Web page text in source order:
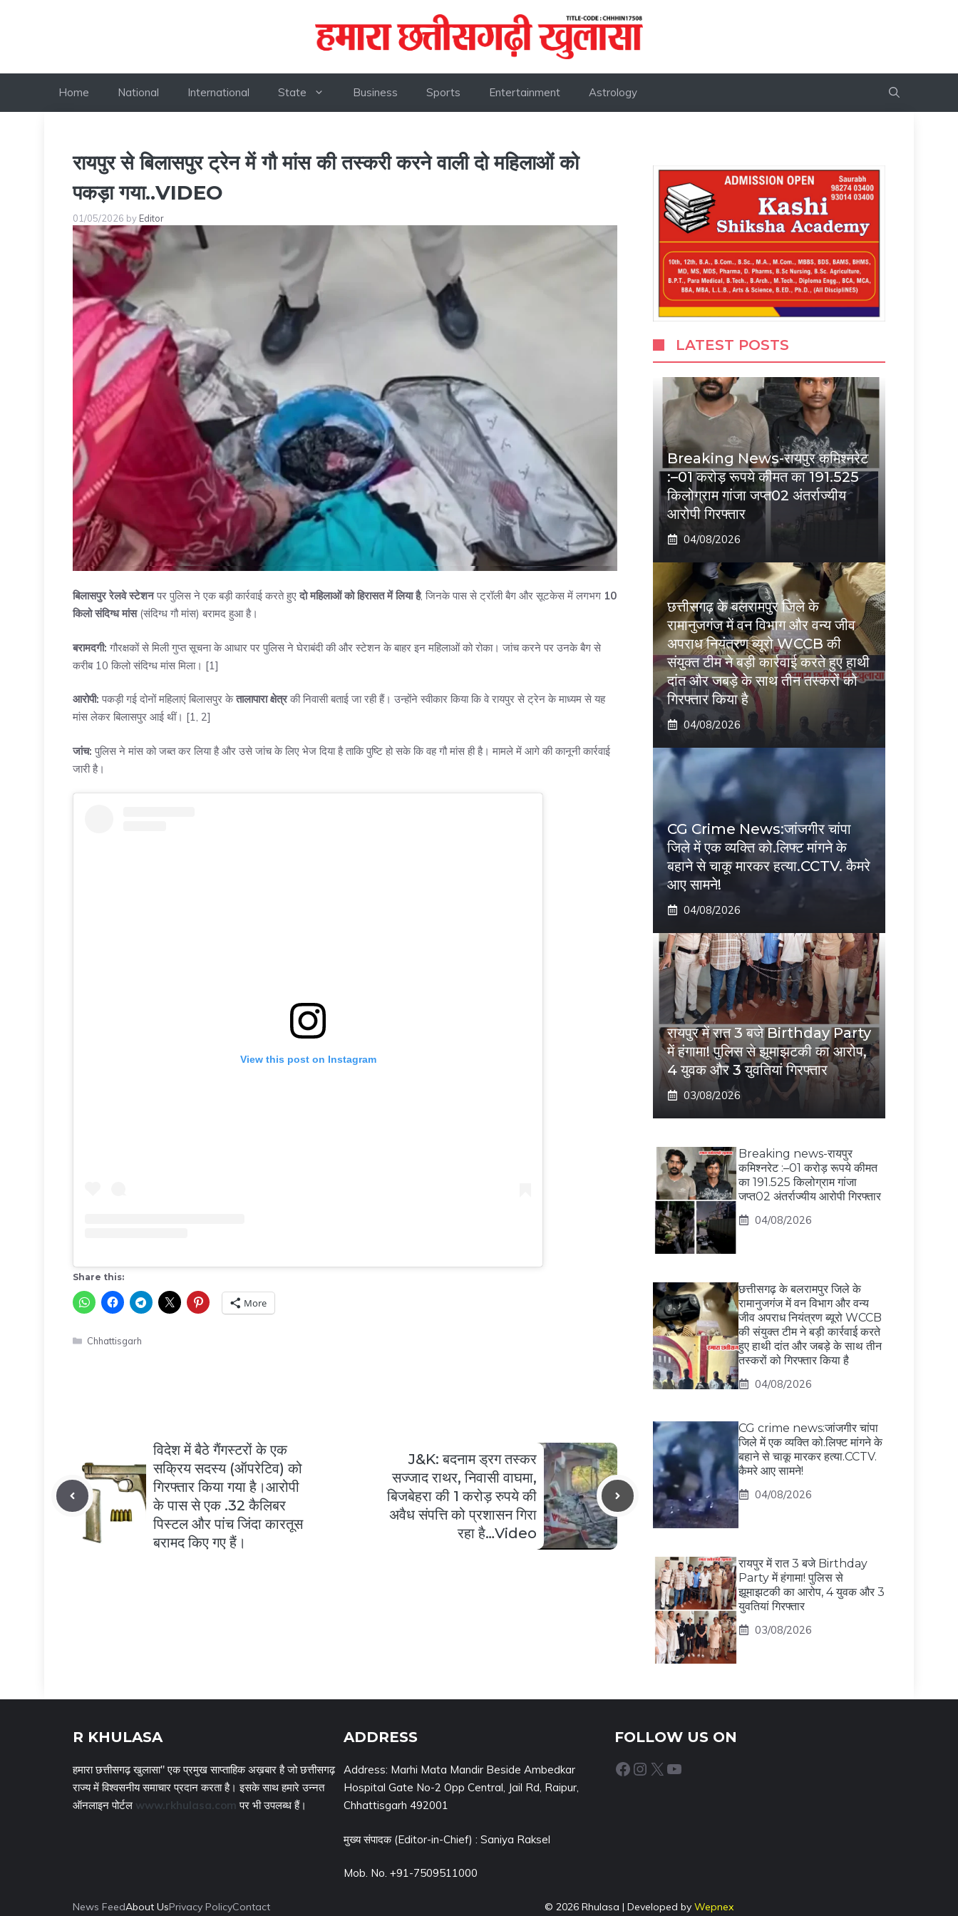
Home National International State Business Sports Entertainment Astrology
रायपुर से बिलासपुर ट्रेन में गौ मांस की तस्करी करने वाली दो महिलाओं को
पकड़ा गया..VIDEO
01/05/2026 by Editor
बिलासपुर रेलवे स्टेशनपर पुलिस ने एक बड़ी कार्रवाई करते हुए दो महिलाओं को हिरासत में लिया है, जिनके पास से ट्रॉली बैग और सूटकेस में लगभग 10
किलो संदिग्ध मांस(संदिग्ध गौ मांस) बरामद हुआ है।
बरामदगी: गौरक्षकों से मिली गुप्त सूचना के आधार पर पुलिस ने घेराबंदी की और स्टेशन के बाहर इन महिलाओं को रोका। जांच करने पर उनके बैग से
करीब 10 किलो संदिग्ध मांस मिला। [1 ]
आरोपी: पकड़ी गई दोनों महिलाएं बिलासपुर केतालापारा क्षेत्रकी निवासी बताई जा रही हैं। उन्होंने स्वीकार किया कि वे रायपुर से ट्रेन के माध्यम से यह
मांस लेकर बिलासपुर आई थीं। [1, 2]
जांच: पुलिस ने मांस को जब्त कर लिया है और उसे जांच के लिए भेज दिया है ताकि पुष्टि हो सके कि वह गौ मांस ही है। मामले में आगे की कानूनी कार्रवाई
जारी है।
View this post on Instagram
Share this:
More
Categories
Chhattisgarh
विदेश में बैठे गैंगस्टरों के एक
सक्रिय सदस्य (ऑपरेटिव) को
गिरफ्तार किया गया है।आरोपी
के पास से एक .32 कैलिबर
पिस्टल और पांच जिंदा कारतूस
बरामद किए गए हैं।
J&K: बदनाम ड्रग तस्कर
सज्जाद राथर, निवासी वाघमा,
बिजबेहरा की 1 करोड़ रुपये की
अवैध संपत्ति को प्रशासन गिरा
रहा है…Video
LATEST POSTS
Breaking News-रायपुर कमिश्नरेट
:–01 करोड़ रूपये कीमत का 191.525
किलोग्राम गांजा जप्त02 अंतर्राज्यीय
आरोपी गिरफ्तार
04/08/2026
छत्तीसगढ़ के बलरामपुर जिले के
रामानुजगंज में वन विभाग और वन्य जीव
अपराध नियंत्रण ब्यूरो WCCB की
संयुक्त टीम ने बड़ी कार्रवाई करते हुए हाथी
दांत और जबड़े के साथ तीन तस्करों को
गिरफ्तार किया है
04/08/2026
CG Crime News:जांजगीर चांपा
जिले में एक व्यक्ति को.लिफ्ट मांगने के
बहाने से चाकू मारकर हत्या.CCTV. कैमरे
आए सामने!
04/08/2026
रायपुर में रात 3 बजे Birthday Party
में हंगामा! पुलिस से झूमाझटकी का आरोप,
4 युवक और 3 युवतियां गिरफ्तार
03/08/2026
Breaking news-रायपुर
कमिश्नरेट :–01 करोड़ रूपये कीमत
का 191.525 किलोग्राम गांजा
जप्त02 अंतर्राज्यीय आरोपी गिरफ्तार
04/08/2026
छत्तीसगढ़ के बलरामपुर जिले के
रामानुजगंज में वन विभाग और वन्य
जीव अपराध नियंत्रण ब्यूरो WCCB
की संयुक्त टीम ने बड़ी कार्रवाई करते
हुए हाथी दांत और जबड़े के साथ तीन
तस्करों को गिरफ्तार किया है
04/08/2026
CG crime news:जांजगीर चांपा
जिले में एक व्यक्ति को.लिफ्ट मांगने के
बहाने से चाकू मारकर हत्या.CCTV.
कैमरे आए सामने!
04/08/2026
रायपुर में रात 3 बजे Birthday
Party में हंगामा! पुलिस से
झूमाझटकी का आरोप, 4 युवक और 3
युवतियां गिरफ्तार
03/08/2026
R KHULASA
हमारा छत्तीसगढ़ खुलासा" एक प्रमुख साप्ताहिक अख़बार है जो छत्तीसगढ़
राज्य में विश्वसनीय समाचार प्रदान करता है। इसके साथ हमारे उन्नत
ऑनलाइन पोर्टल www.rkhulasa.com पर भी उपलब्ध हैं।
ADDRESS
Address: Marhi Mata Mandir Beside Ambedkar
Hospital Gate No-2 Opp Central, Jail Rd, Raipur,
Chhattisgarh 492001
मुख्य संपादक (Editor-in-Chief) : Saniya Raksel
Mob. No. +91-7509511000
FOLLOW US ON
Facebook Instagram X YouTube
News FeedAbout UsPrivacy PolicyContact © 2026 Rhulasa | Developed by Wepnex